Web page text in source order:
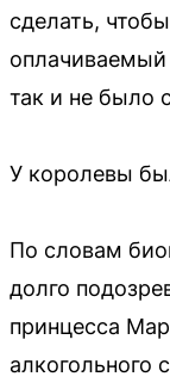
сделать,
оплачиваемый
так и не было
У королевы
По словам
долго
принцесса
алкогольного